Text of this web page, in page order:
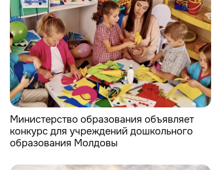
Министерство образования объявляет
конкурс для учреждений дошкольного
образования Молдовы